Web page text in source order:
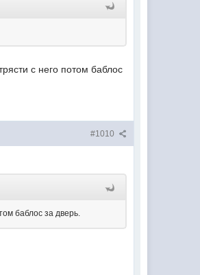
с него потом баблос
#1010
баблос за дверь.